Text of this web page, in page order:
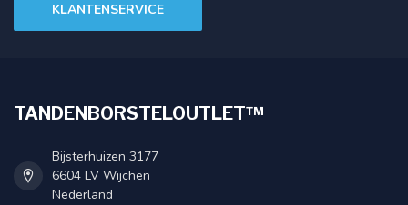
KLANTENSERVICE
TANDENBORSTELOUTLET™
Bijsterhuizen 3177
6604 LV Wijchen
Nederland